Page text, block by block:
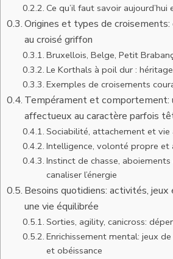
Ce qu’il faut savoir aujourd’hui
Origines et types de
au croisé griffon
Bruxellois, Belge, Petit
Le Korthals à poil dur :
Exemples de croisements
Tempérament et comportement:
affectueux au caractère parfois
Sociabilité, attachement et vie
Intelligence, volonté propre et
Instinct de chasse,
canaliser l’énergie
Besoins quotidiens: activités,
une vie équilibrée
Sorties, agility, canicross:
Enrichissement mental: jeux
et obéissance